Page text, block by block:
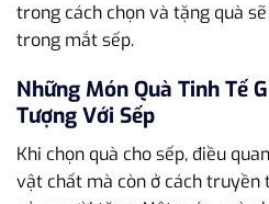
trong cách chọn và tặng quà
trong mắt sếp.
Những Món Quà Tinh Tế
Tượng Với Sếp
Khi chọn quà cho sếp, điều
vật chất mà còn ở cách